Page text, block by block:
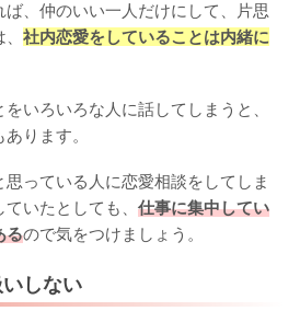
、仲のいい一人だけにして、片思
社内恋愛をしていることは内緒に
いろいろな人に話してしまうと、
ります。
っている人に恋愛相談をしてしま
いたとしても、 仕事に集中してい
るので気をつけましょう。
しない